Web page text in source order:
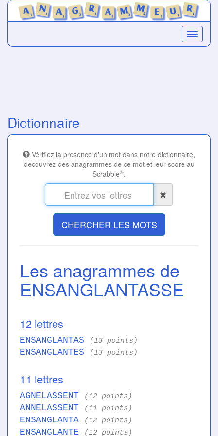
Dictionnaire
Vérifiez la présence d'un mot dans notre dictionnaire,
découvrez des anagrammes de ce mot et leur score au
Scrabble®.
CHERCHER LES MOTS
Les anagrammes de
ENSANGLANTASSE
12 lettres
ENSANGLANTAS (13 points)
ENSANGLANTES (13 points)
11 lettres
AGNELASSENT (12 points)
ANNELASSENT (11 points)
ENSANGLANTA (12 points)
ENSANGLANTE (12 points)